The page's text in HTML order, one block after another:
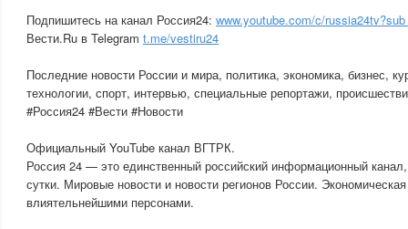
Подпишитесь на канал Россия24: www.youtube.com/c/
Вести.Ru в Telegram t.me/vestiru24
Последние новости России и мира, политика, экономика, бизнес,
технологии, спорт, интервью, специальные репортажи,
#Россия24 #Вести #Новости
Официальный YouTube канал ВГТРК.
Россия 24 — это единственный российский информационный
сутки. Мировые новости и новости регионов России.
влиятельнейшими персонами.